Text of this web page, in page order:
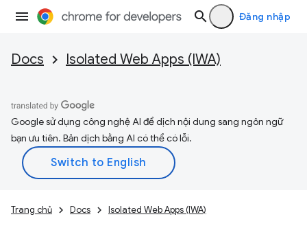
Đăng nhập
Docs Isolated Web Apps (IWA)
Google sử dụng công nghệ AI để dịch nội dung sang ngôn ngữ
bạn ưu tiên. Bản dịch bằng AI có thể có lỗi.
Trang chủ Docs Isolated Web Apps (IWA)